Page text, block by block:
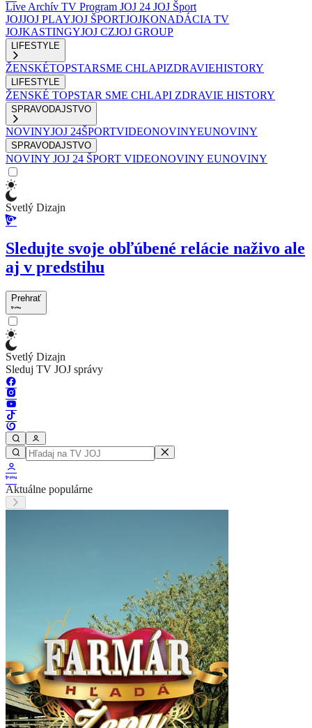
Live Archív TV Program JOJ 24 JOJ Šport
JOJJOJ PLAYJOJ ŠPORTJOJKONADÁCIA TV
JOJKASTINGYJOJ CZJOJ GROUP
LIFESTYLE
ŽENSKÉTOPSTARSME CHLAPIZDRAVIEHISTORY
LIFESTYLE
ŽENSKÉ TOPSTAR SME CHLAPI ZDRAVIE HISTORY
SPRAVODAJSTVO
NOVINYJOJ 24ŠPORTVIDEONOVINYEUNOVINY
SPRAVODAJSTVO
NOVINY JOJ 24 ŠPORT VIDEONOVINY EUNOVINY
Svetlý Dizajn
Sledujte svoje obľúbené relácie naživo ale
aj v predstihu
Prehrať
Svetlý Dizajn
Sleduj TV JOJ správy
Aktuálne populárne